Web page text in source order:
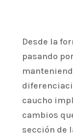
Desde la
pasando
caucho
cambios
sección de